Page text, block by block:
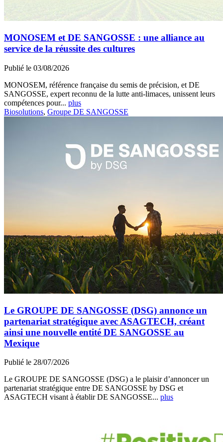
MONOSEM et DE SANGOSSE : une alliance au
service de la réussite des cultures
Publié le 03/08/2026
MONOSEM, référence française du semis de précision, et DE
SANGOSSE, expert reconnu de la lutte anti-limaces, unissent leurs
compétences pour... plus
Biosolutions, Groupe DE SANGOSSE
Le GROUPE DE SANGOSSE (DSG) annonce un
partenariat stratégique avec ASAGTECH, créant
ainsi une nouvelle entité DE SANGOSSE au
Mexique
Publié le 28/07/2026
Le GROUPE DE SANGOSSE (DSG) a le plaisir d’annoncer un
partenariat stratégique entre DE SANGOSSE by DSG et
ASAGTECH visant à établir DE SANGOSSE... plus